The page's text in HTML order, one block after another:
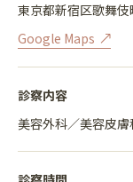
東京都新宿区歌舞
Google Maps
診察内容
美容外科／美容皮